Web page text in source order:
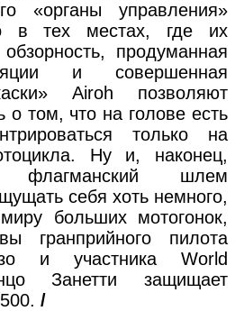
«органы управления»
в тех местах, где их
продуманная
и совершенная
Airoh позволяют
о том, что на голове есть
только на
Ну и, наконец,
флагманский шлем
себя хоть немного,
больших мотогонок,
гранприйного пилота
и участника World
Занетти защищает
/